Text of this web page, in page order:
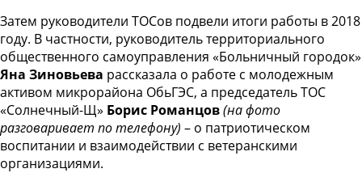
Затем руководители ТОСов подвели итоги работы в 2018
году. В частности, руководитель территориального
общественного самоуправления «Больничный городок»
Яна Зиновьева рассказала о работе с молодежным
активом микрорайона ОбьГЭС, а председатель ТОС
«Солнечный-Щ» Борис Романцов(на фото
разговаривает по телефону) – о патриотическом
воспитании и взаимодействии с ветеранскими
организациями.